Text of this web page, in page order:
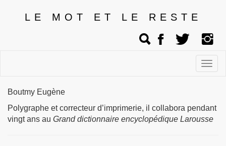
LE MOT ET LE RESTE
Boutmy Eugène
Polygraphe et correcteur d’imprimerie, il collabora pendant
vingt ans au Grand dictionnaire encyclopédique Larousse